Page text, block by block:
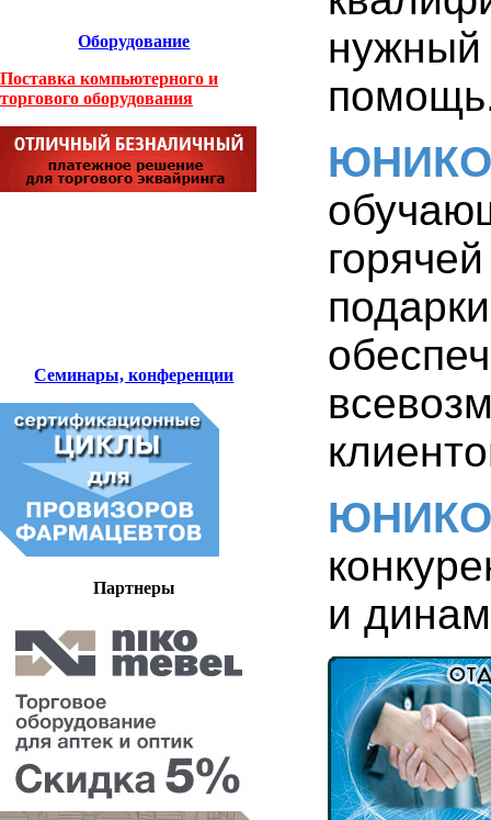
Оборудование
Поставка компьютерного и
торгового оборудования
Семинары, конференции
Партнеры
нужный
ЮНИКО
ЮНИКО
и